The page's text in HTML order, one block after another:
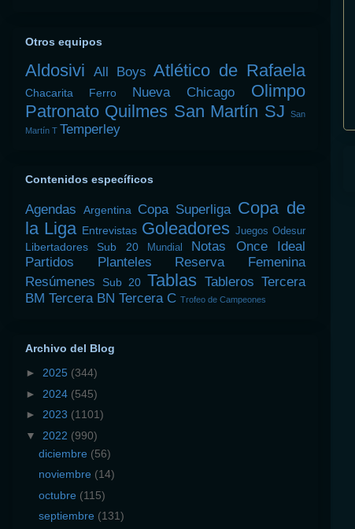
Otros equipos
Aldosivi All Boys Atlético de Rafaela
Chacarita Ferro Nueva Chicago
Olimpo
Patronato Quilmes San Martín SJ
San
Martín T Temperley
Contenidos específicos
Agendas Argentina Copa Superliga Copa de
la Liga Entrevistas Goleadores Juegos Odesur
Libertadores Sub 20 Mundial Notas
Once Ideal
Partidos
Planteles
Reserva Femenina
Resúmenes
Sub 20 Tablas Tableros Tercera
BM Tercera BN Tercera C Trofeo de Campeones
Archivo del Blog
► 2025 (344)
► 2024 (545)
► 2023 (1101)
▼ 2022 (990)
diciembre (56)
noviembre (14)
octubre (115)
septiembre (131)